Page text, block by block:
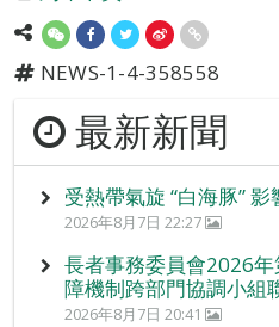
NEWS-1-4-358558
最新新聞
受熱帶氣旋 “白海豚”
2026年8月7日 22:27
長者事務委員會2026
障機制跨部門協調小組
2026年8月7日 20:41